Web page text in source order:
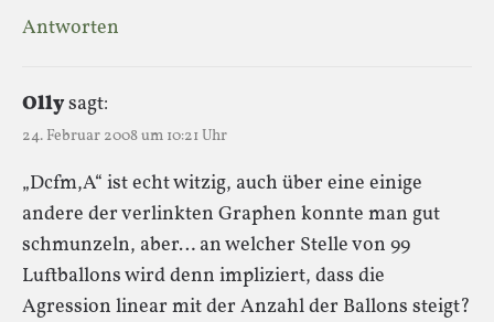
Antworten
Ollysagt:
24. Februar 2008 um 10:21 Uhr
„Dcfm,A“ ist echt witzig, auch über eine einige
andere der verlinkten Graphen konnte man gut
schmunzeln, aber… an welcher Stelle von 99
Luftballons wird denn impliziert, dass die
Agression linear mit der Anzahl der Ballons steigt?